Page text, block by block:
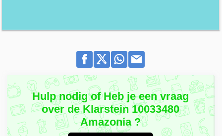
Hulp nodig of Heb je een vraag
over de Klarstein 10033480
Amazonia ?